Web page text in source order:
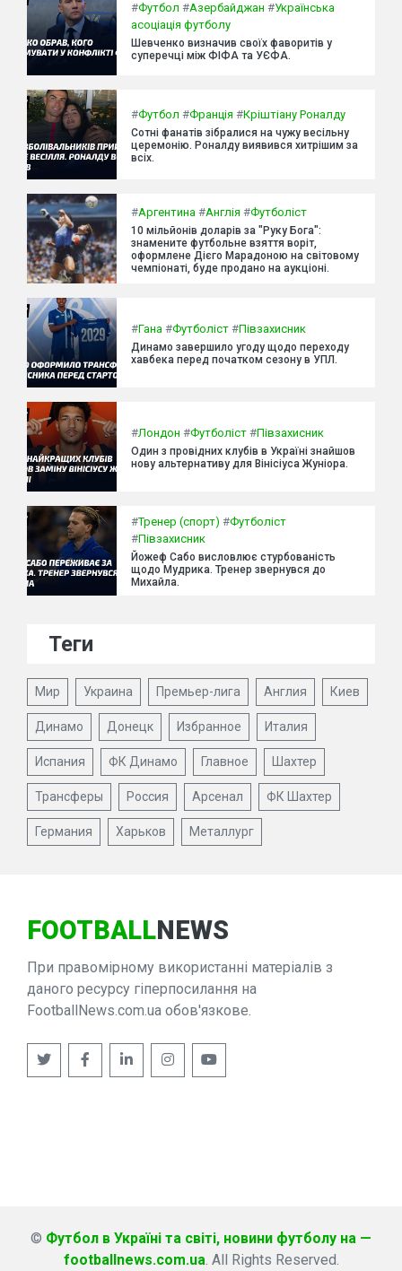
#Футбол #Азербайджан #Українська
асоціація футболу
Шевченко визначив своїх фаворитів у
суперечці між ФІФА та УЄФА.
#Футбол #Франція #Кріштіану Роналду
Сотні фанатів зібралися на чужу весільну
церемонію. Роналду виявився хитрішим за
всіх.
#Аргентина #Англія #Футболіст
10 мільйонів доларів за "Руку Бога":
знамените футбольне взяття воріт,
оформлене Дієго Марадоною на світовому
чемпіонаті, буде продано на аукціоні.
#Гана #Футболіст #Півзахисник
Динамо завершило угоду щодо переходу
хавбека перед початком сезону в УПЛ.
#Лондон #Футболіст #Півзахисник
Один з провідних клубів в Україні знайшов
нову альтернативу для Вінісіуса Жуніора.
#Тренер (спорт) #Футболіст
#Півзахисник
Йожеф Сабо висловлює стурбованість
щодо Мудрика. Тренер звернувся до
Михайла.
Теги
Мир Украина Премьер-лига Англия Киев
Динамо Донецк Избранное Италия
Испания ФК Динамо Главное Шахтер
Трансферы Россия Арсенал ФК Шахтер
Германия Харьков Металлург
FOOTBALLNEWS
При правомірному використанні матеріалів з
даного ресурсу гіперпосилання на
FootballNews.com.ua обов'язкове.
© Футбол в Україні та світі, новини футболу на —
footballnews.com.ua. All Rights Reserved.